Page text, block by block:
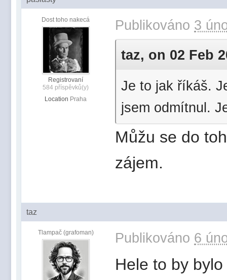
Dost toho nakecá
Registrovaní
584 příspěvků(y)
Location Praha
Publikováno 3
taz, on 02 Feb
Je to jak říkáš.
jsem odmítnul.
Můžu se do
zájem.
taz
Tlampač (grafoman) Publikováno 6
Hele to by